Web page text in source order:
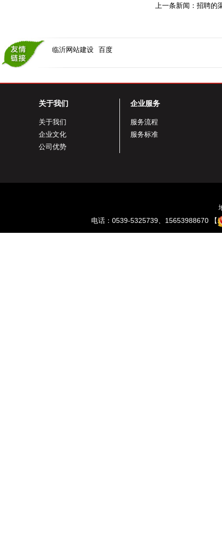
上一条新闻： 招聘的
临沂网站建设 百度
关于我们
关于我们
企业文化
公司优势
企业服务
服务流程
服务标准
电话：0539-5325739、15653988670 【